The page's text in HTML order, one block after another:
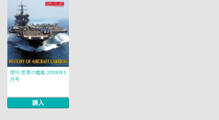
増刊 世界の艦船 2008年1
月号
購入